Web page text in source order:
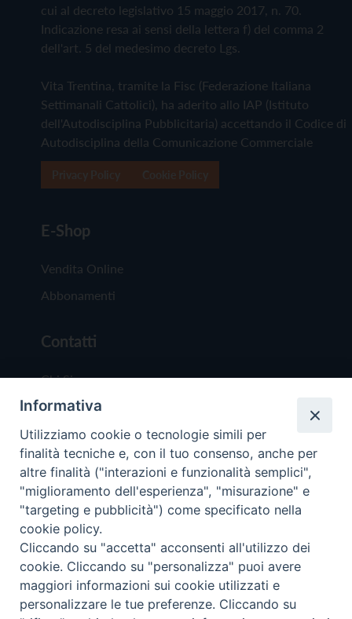
cui al decreto legislativo 15 maggio 2017, n. 70.
Indicazione resa ai sensi della lettera f) del comma 2
dell'art. 5 del medesimo decreto Lgs.
Vita Trentina, tramite la Fisc (Federazione Italiana
Settimanali Cattolici), ha aderito allo IAP (Istituto
dell'Autodisciplina Pubblicitaria) accettando il Codice di
Autodisciplina della Comunicazione Commerciale
E-Shop
Vendita Online
Abbonamenti
Contatti
Chi Siamo
Redazione
Scrivici
Copyright © 2019 - Tutti i diritti riservati - Vita
Trentina Editrice
Privacy Policy
Torna
Informativa
Utilizziamo cookie o tecnologie simili per
finalità tecniche e, con il tuo consenso, anche per
altre finalità ("interazioni e funzionalità semplici",
"miglioramento dell'esperienza", "misurazione" e
"targeting e pubblicità") come specificato nella
cookie policy.
Cliccando su "accetta" acconsenti all'utilizzo dei
cookie. Cliccando su "personalizza" puoi avere
maggiori informazioni sui cookie utilizzati e
personalizzare le tue preferenze. Cliccando su